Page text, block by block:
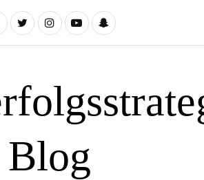
Blog